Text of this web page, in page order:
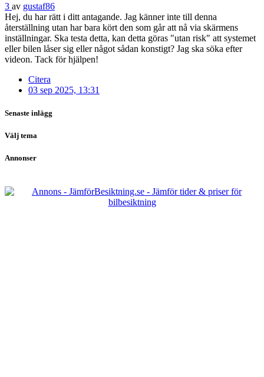
3 av gustaf86
Hej, du har rätt i ditt antagande. Jag känner inte till denna
återställning utan har bara kört den som går att nå via skärmens
inställningar. Ska testa detta, kan detta göras "utan risk" att systemet
eller bilen låser sig eller något sådan konstigt? Jag ska söka efter
videon. Tack för hjälpen!
Citera
03 sep 2025, 13:31
Senaste inlägg
Välj tema
Annonser